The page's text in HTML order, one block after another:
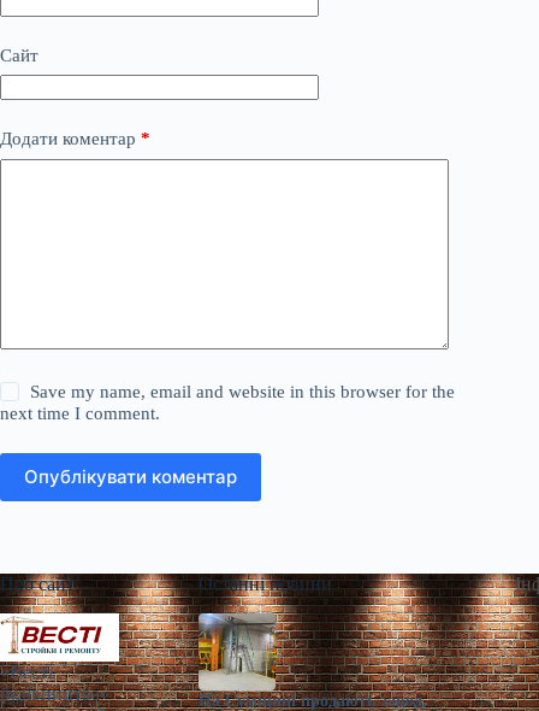
Сайт
Додати коментар *
Save my name, email and website in this browser for the
next time I comment.
Опублікувати коментар
Про сайт
«Весті
будівництва»
Останні новини
На Сумщині продають завод,